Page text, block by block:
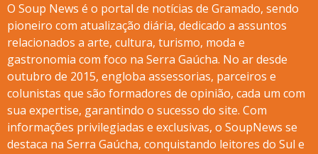
O Soup News é o portal de notícias de Gramado, sendo
pioneiro com atualização diária, dedicado a assuntos
relacionados a arte, cultura, turismo, moda e
gastronomia com foco na Serra Gaúcha. No ar desde
outubro de 2015, engloba assessorias, parceiros e
colunistas que são formadores de opinião, cada um com
sua expertise, garantindo o sucesso do site. Com
informações privilegiadas e exclusivas, o SoupNews se
destaca na Serra Gaúcha, conquistando leitores do Sul e